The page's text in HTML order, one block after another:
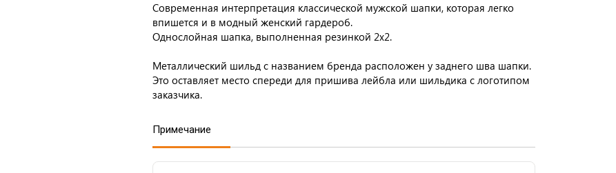
Cовременная интерпретация классической мужской шапки, которая легко
впишется и в модный женский гардероб.
Однослойная шапка, выполненная резинкой 2x2.
Металлический шильд с названием бренда расположен у заднего шва шапки.
Это оставляет место спереди для пришива лейбла или шильдика с логотипом
заказчика.
Примечание